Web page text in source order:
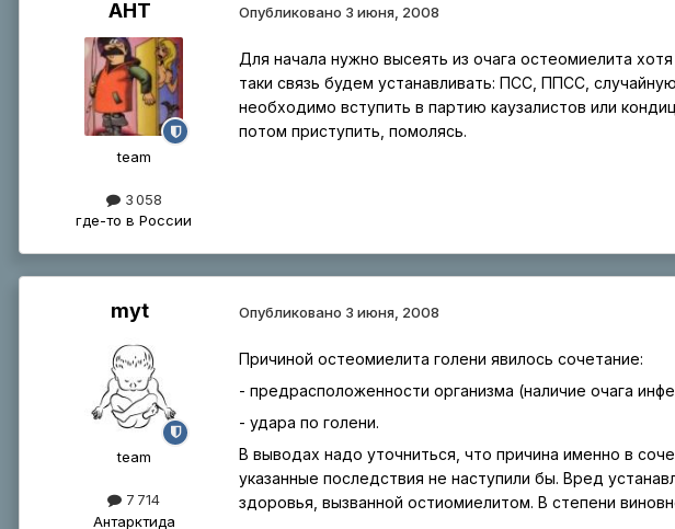
АНТ
team
3 058
где-то в России
Опубликовано 3 июня, 2008
Для начала нужно высеять из очага остеомиелита
таки связь будем устанавливать: ПСС, ППСС,
необходимо вступить в партию каузалистов или
потом приступить, помолясь.
myt
tеаm
7 714
Антарктида
Опубликовано 3 июня, 2008
Причиной остеомиелита голени явилось сочетание:
- предрасположенности организма (наличие очага
- удара по голени.
В выводах надо уточниться, что причина именно в
указанные последствия не наступили бы. Вред
здоровья, вызванной остиомиелитом. В степени